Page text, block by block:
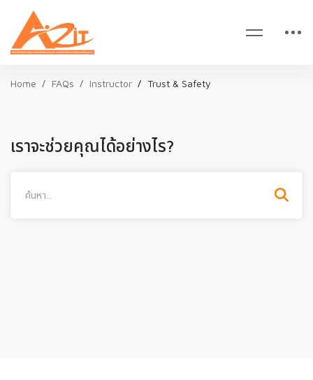
Home FAQs Instructor Trust & Safety
เราจะช่วยคุณได้อย่างไร?